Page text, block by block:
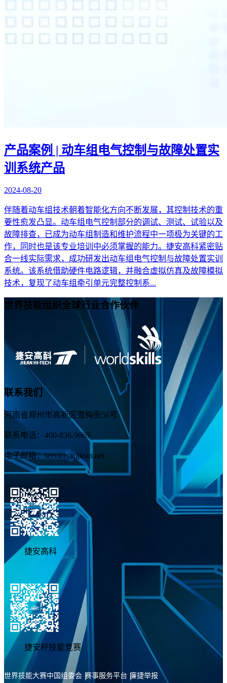
产品案例 | 动车组电气控制与故障处置实
训系统产品
2024-08-20
伴随着动车组技术朝着智能化方向不断发展，其控制技术的重
要性愈发凸显。动车组电气控制部分的调试、测试、试验以及
故障排查，已成为动车组制造和维护流程中一项极为关键的工
作，同时也是该专业培训中必须掌握的能力。捷安高科紧密贴
合一线实际需求，成功研发出动车组电气控制与故障处置实训
系统。该系统借助硬件电路逻辑，并融合虚拟仿真及故障模拟
技术，复现了动车组牵引单元完整控制系...
世界技能组织全球行业合作伙伴
联系我们
河南省郑州市高新区雪梅街56号
联系电话：400-836-9669
电子邮箱：service(at)jiean.net
捷安高科
捷安杯技能竞赛
世界技能大赛中国组委会 赛事服务平台 廉捷举报